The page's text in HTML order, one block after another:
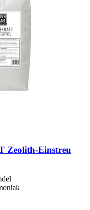
Zeolith-​Einstreu